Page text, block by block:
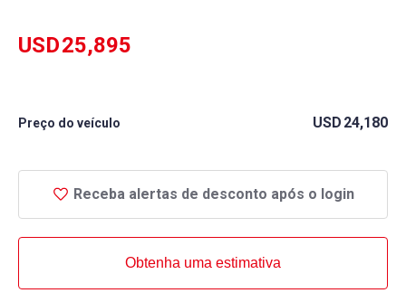
USD25,895
Preço do veículo USD 24,180
Receba alertas de desconto após o login
Obtenha uma estimativa